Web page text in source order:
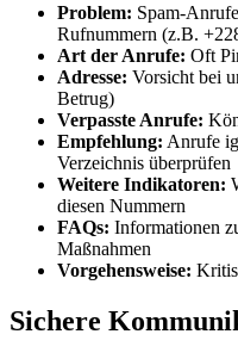
Problem: Spam-
Rufnummern (z.B.
Art der Anrufe: Oft
Adresse: Vorsicht bei
Betrug)
Verpasste Anrufe:
Empfehlung: Anrufe
Verzeichnis überprüfen
Weitere Indikatoren:
diesen Nummern
FAQs: Informationen
Maßnahmen
Vorgehensweise:
Sichere